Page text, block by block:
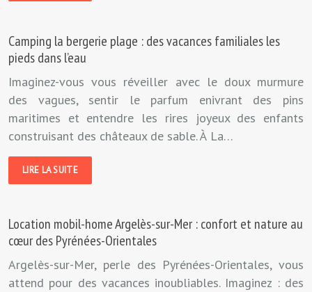
Camping la bergerie plage : des vacances familiales les
pieds dans l’eau
Imaginez-vous vous réveiller avec le doux murmure
des vagues, sentir le parfum enivrant des pins
maritimes et entendre les rires joyeux des enfants
construisant des châteaux de sable. À La…
LIRE LA SUITE
Location mobil-home Argelès-sur-Mer : confort et nature au
cœur des Pyrénées-Orientales
Argelès-sur-Mer, perle des Pyrénées-Orientales, vous
attend pour des vacances inoubliables. Imaginez : des